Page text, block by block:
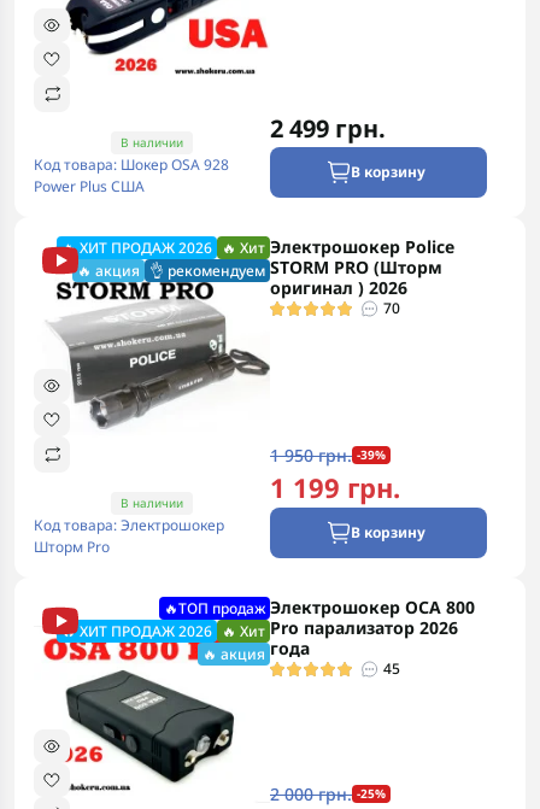
В наличии
Код товара: Шокер OSA 928
Power Plus США
2 499 грн.
В корзину
🔥 ХИТ ПРОДАЖ 2026 🔥 Хит
🔥 акция 👌 рекомендуем
В наличии
Код товара: Электрошокер
Шторм Pro
Электрошокер Police
STORM PRO (Шторм
оригинал ) 2026
70
1 950 грн. -39%
1 199 грн.
В корзину
🔥ТОП продаж
🔥 ХИТ ПРОДАЖ 2026 🔥 Хит
🔥 акция
Электрошокер ОСА 800
Pro парализатор 2026
года
45
2 000 грн. -25%